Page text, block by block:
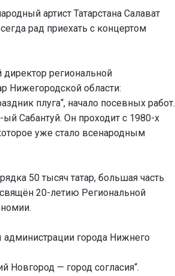
артист Татарстана Салават
рад приехать с концертом
региональной
Нижегородской области:
плуга“, начало посевных работ.
Сабантуй. Он проходит с 1980-х
уже стало всенародным
50 тысяч татар, большая часть
20-летию Региональной
города Нижнего
Новгород — город согласия“.